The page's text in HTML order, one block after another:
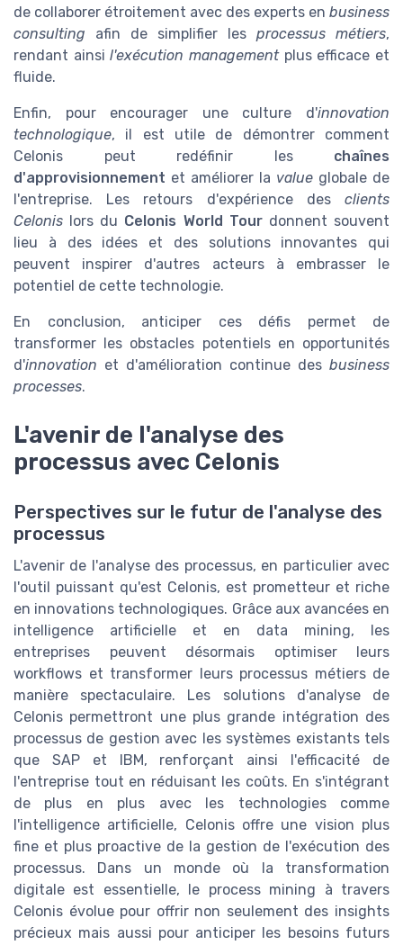
de collaborer étroitement avec des experts en business
consulting afin de simplifier les processus métiers,
rendant ainsil'exécution managementplus efficace et
fluide.
Enfin, pour encourager une culture d'innovation
technologique, il est utile de démontrer comment
Celonis peut redéfinir les chaînes
d'approvisionnement et améliorer la value globale de
l'entreprise. Les retours d'expérience des clients
Celonis lors du Celonis World Tourdonnent souvent
lieu à des idées et des solutions innovantes qui
peuvent inspirer d'autres acteurs à embrasser le
potentiel de cette technologie.
En conclusion, anticiper ces défis permet de
transformer les obstacles potentiels en opportunités
d'innovation et d'amélioration continue des business
processes.
L'avenir de l'analyse des
processus avec Celonis
Perspectives sur le futur de l'analyse des
processus
L'avenir de l'analyse des processus, en particulier avec
l'outil puissant qu'est Celonis, est prometteur et riche
en innovations technologiques. Grâce aux avancées en
intelligence artificielle et en data mining, les
entreprises peuvent désormais optimiser leurs
workflows et transformer leurs processus métiers de
manière spectaculaire. Les solutions d'analyse de
Celonis permettront une plus grande intégration des
processus de gestion avec les systèmes existants tels
que SAP et IBM, renforçant ainsi l'efficacité de
l'entreprise tout en réduisant les coûts. En s'intégrant
de plus en plus avec les technologies comme
l'intelligence artificielle, Celonis offre une vision plus
fine et plus proactive de la gestion de l'exécution des
processus. Dans un monde où la transformation
digitale est essentielle, le process mining à travers
Celonis évolue pour offrir non seulement des insights
précieux mais aussi pour anticiper les besoins futurs